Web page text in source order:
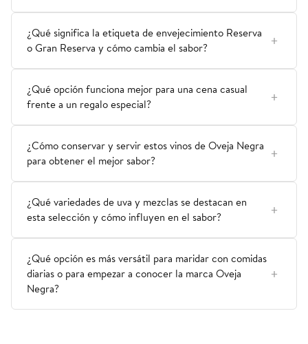
¿Qué significa la etiqueta de envejecimiento Reserva
o Gran Reserva y cómo cambia el sabor?
¿Qué opción funciona mejor para una cena casual
frente a un regalo especial?
¿Cómo conservar y servir estos vinos de Oveja Negra
para obtener el mejor sabor?
¿Qué variedades de uva y mezclas se destacan en
esta selección y cómo influyen en el sabor?
¿Qué opción es más versátil para maridar con comidas
diarias o para empezar a conocer la marca Oveja
Negra?